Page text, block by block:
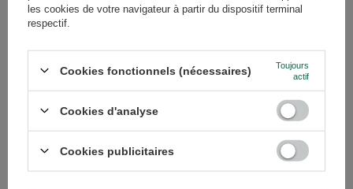
Alternative – Mangue (poudre) 50 g
9,30 €
(186,00 € / kg)
Alternative – Mangue (poudre) 100
les cookies de votre navigateur à partir du dispositif terminal
respectif.
Cookies fonctionnels (nécessaires)
Toujours
actif
Cookies d'analyse
Cookies publicitaires